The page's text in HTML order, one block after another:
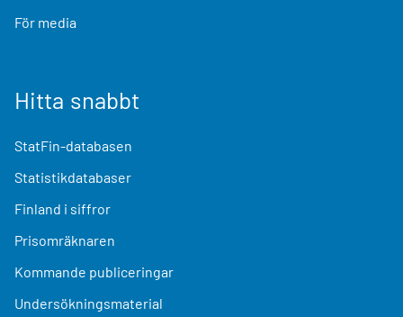
För media
Hitta snabbt
StatFin-databasen
Statistikdatabaser
Finland i siffror
Prisomräknaren
Kommande publiceringar
Undersökningsmaterial